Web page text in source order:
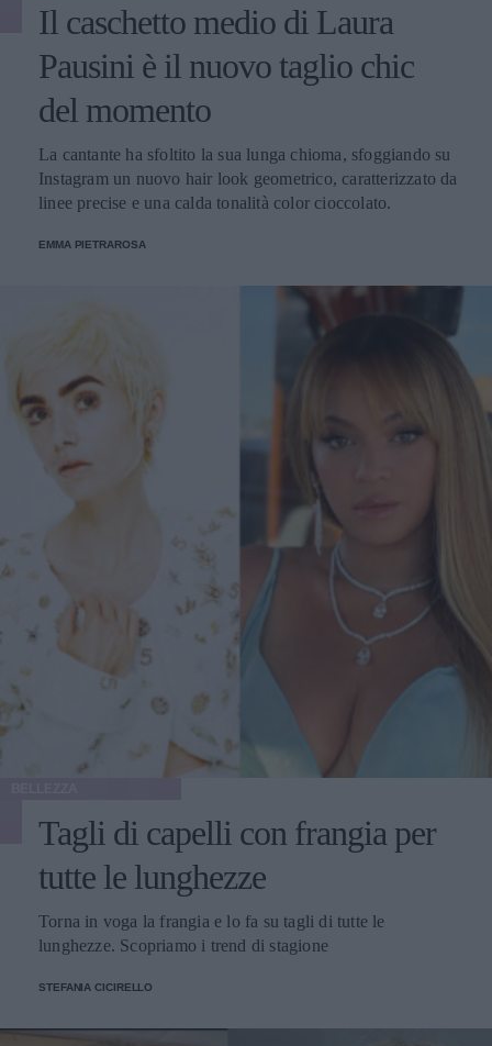
Il caschetto medio di Laura
Pausini è il nuovo taglio chic
del momento
La cantante ha sfoltito la sua lunga chioma, sfoggiando su
Instagram un nuovo hair look geometrico, caratterizzato da
linee precise e una calda tonalità color cioccolato.
EMMA PIETRAROSA
Tagli di capelli con frangia per
tutte le lunghezze
Torna in voga la frangia e lo fa su tagli di tutte le
lunghezze. Scopriamo i trend di stagione
STEFANIA CICIRELLO